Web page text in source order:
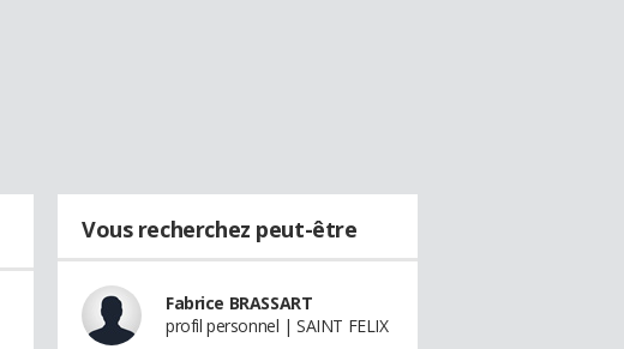
Vous recherchez peut-être
Fabrice BRASSART
profil personnel | SAINT FELIX